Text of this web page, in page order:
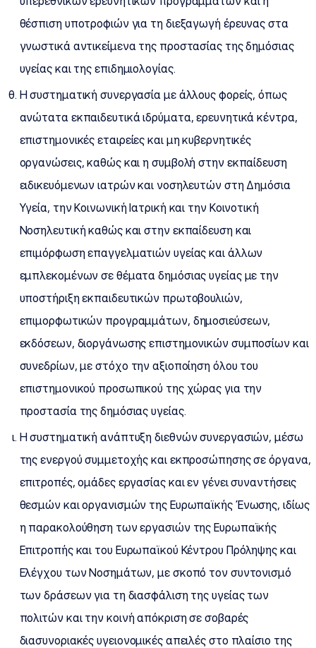
θέσπιση υποτροφιών για τη διεξαγωγή έρευνας στα
γνωστικά αντικείμενα της προστασίας της δημόσιας
υγείας και της επιδημιολογίας.
Η συστηματική συνεργασία με άλλους φορείς, όπως
ανώτατα εκπαιδευτικά ιδρύματα, ερευνητικά κέντρα,
επιστημονικές εταιρείες και μη κυβερνητικές
οργανώσεις, καθώς και η συμβολή στην εκπαίδευση
ειδικευόμενων ιατρών και νοσηλευτών στη Δημόσια
Υγεία, την Κοινωνική Ιατρική και την Κοινοτική
Νοσηλευτική καθώς και στην εκπαίδευση και
επιμόρφωση επαγγελματιών υγείας και άλλων
εμπλεκομένων σε θέματα δημόσιας υγείας με την
υποστήριξη εκπαιδευτικών πρωτοβουλιών,
επιμορφωτικών προγραμμάτων, δημοσιεύσεων,
εκδόσεων, διοργάνωσης επιστημονικών συμποσίων και
συνεδρίων, με στόχο την αξιοποίηση όλου του
επιστημονικού προσωπικού της χώρας για την
προστασία της δημόσιας υγείας.
Η συστηματική ανάπτυξη διεθνών συνεργασιών, μέσω
της ενεργού συμμετοχής και εκπροσώπησης σε όργανα,
επιτροπές, ομάδες εργασίας και εν γένει συναντήσεις
θεσμών και οργανισμών της Ευρωπαϊκής Ένωσης, ιδίως
η παρακολούθηση των εργασιών της Ευρωπαϊκής
Επιτροπής και του Ευρωπαϊκού Κέντρου Πρόληψης και
Ελέγχου των Νοσημάτων, με σκοπό τον συντονισμό
των δράσεων για τη διασφάλιση της υγείας των
πολιτών και την κοινή απόκριση σε σοβαρές
διασυνοριακές υγειονομικές απειλές στο πλαίσιο της